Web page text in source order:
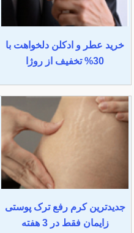
خرید عطر و ادکلن دلخواهت با
30% تخفیف از روژا
جدیدترین کرم رفع ترک پوستی
زایمان فقط در 3 هفته